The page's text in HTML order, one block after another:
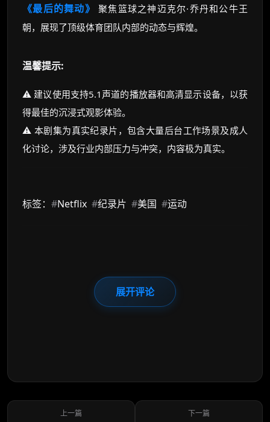
《最后的舞动》
聚焦篮球之神迈克尔·乔丹和公牛王
朝，展现了顶级体育团队内部的动态与辉煌。
温馨提示:
⚠️ 建议使用支持5.1声道的播放器和高清显示设备，以获
得最佳的沉浸式观影体验。
⚠️ 本剧集为真实纪录片，包含大量后台工作场景及成人
化讨论，涉及行业内部压力与冲突，内容极为真实。
标签： #Netflix #纪录片 #美国 #运动
展开评论